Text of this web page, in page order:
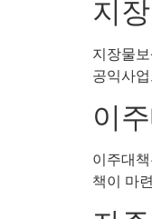
지
지장물
공익사
이
이주대
책이 마